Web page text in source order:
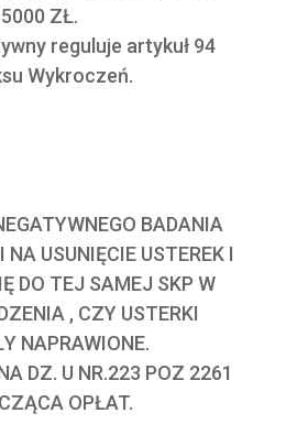
5000 ZŁ.
reguluje artykuł 94
Wykroczeń.
BADANIA
USUNIĘCIE USTEREK I
DO TEJ SAMEJ SKP W
, CZY USTERKI
NAPRAWIONE.
DZ. U NR.223 POZ 2261
OPŁAT.